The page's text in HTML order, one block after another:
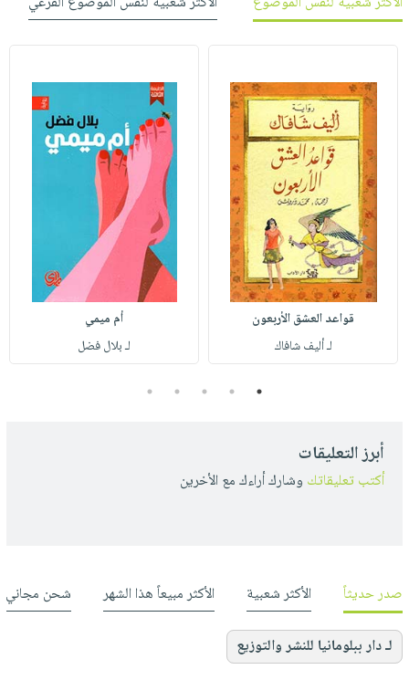
قواعد العشق الأربعون
لـ أليف شافاك
أم ميمي
لـ بلال فضل
1
2
3
4
5
أبرز التعليقات
أكتب تعليقاتك وشارك أراءك مع الأخرين
صدر حديثاً الأكثر شعبية الأكثر مبيعاً هذا الشهر شحن مجاني
لـ دار ببلومانيا للنشر والتوزيع